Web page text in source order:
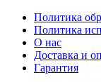
Политика
Политика
О нас
Доставка и
Гарантия